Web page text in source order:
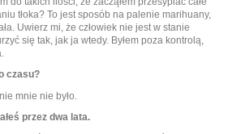
tłoka? To jest sposób na palenie marihuany,
Uwierz mi, że człowiek nie jest w stanie
się tak, jak ja wtedy. Byłem poza kontrolą,
czasu?
mnie nie było.
przez dwa lata.